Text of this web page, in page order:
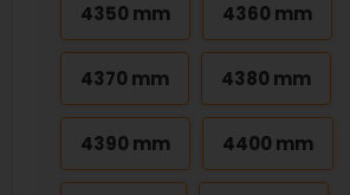
4350 mm 4360 mm
4370 mm 4380 mm
4390 mm 4400 mm